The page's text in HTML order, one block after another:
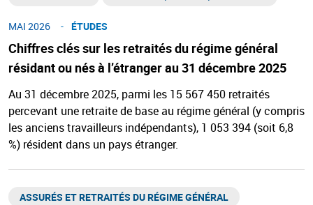
Chiffres clés sur les retraités du régime général
résidant ou nés à l’étranger au 31 décembre 2025
MAI 2026 ÉTUDES
Au 31 décembre 2025, parmi les 15 567 450 retraités
percevant une retraite de base au régime général (y compris
les anciens travailleurs indépendants), 1 053 394 (soit 6,8
%) résident dans un pays étranger.
ASSURÉS ET RETRAITÉS DU RÉGIME GÉNÉRAL​